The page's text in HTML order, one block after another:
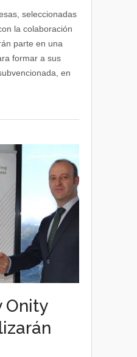
Eskola
forman
a
empresas
seleccionadas
la colaboración
parte en una
formar a sus
en
Onity